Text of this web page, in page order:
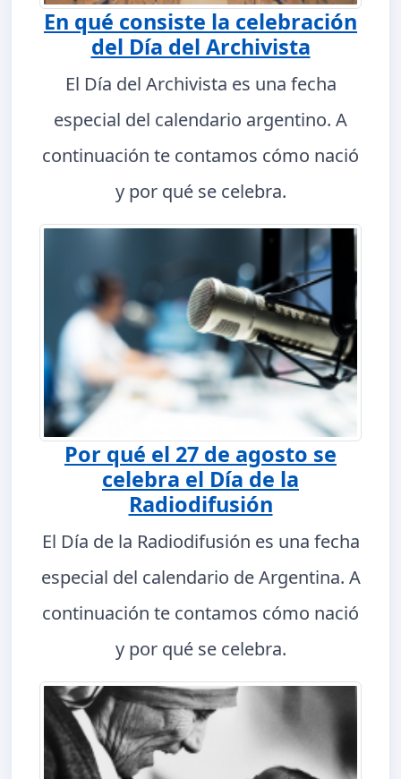
En qué consiste la celebración
del Día del Archivista
El Día del Archivista es una fecha
especial del calendario argentino. A
continuación te contamos cómo nació
y por qué se celebra.
Por qué el 27 de agosto se
celebra el Día de la
Radiodifusión
El Día de la Radiodifusión es una fecha
especial del calendario de Argentina. A
continuación te contamos cómo nació
y por qué se celebra.